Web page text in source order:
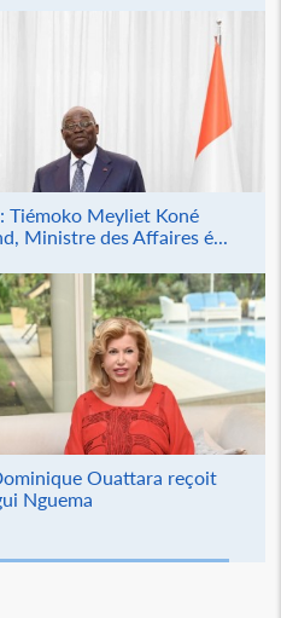
Tiémoko Meyliet Koné
Ministre des Affaires é...
Ouattara reçoit
Nguema